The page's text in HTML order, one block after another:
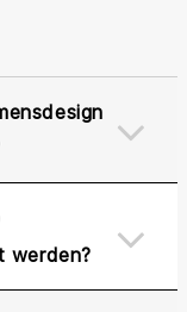
werden?